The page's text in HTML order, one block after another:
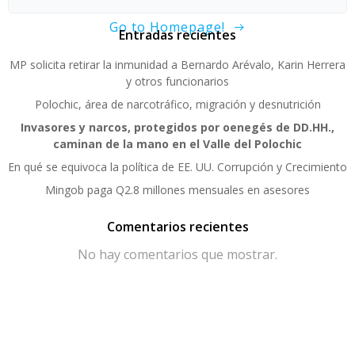
Go to Homepage!
Entradas recientes
MP solicita retirar la inmunidad a Bernardo Arévalo, Karin Herrera
y otros funcionarios
Polochic, área de narcotráfico, migración y desnutrición
Invasores y narcos, protegidos por oenegés de DD.HH.,
caminan de la mano en el Valle del Polochic
En qué se equivoca la política de EE. UU. Corrupción y Crecimiento
Mingob paga Q2.8 millones mensuales en asesores
Comentarios recientes
No hay comentarios que mostrar.